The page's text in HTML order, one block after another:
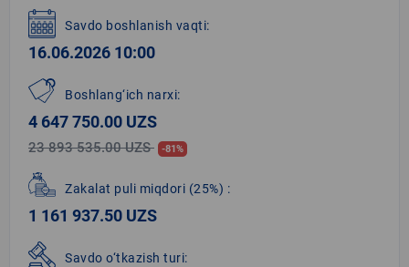
Savdo boshlanish vaqti:
16.06.2026 10:00
Boshlang‘ich narxi:
4 647 750.00 UZS
23 893 535.00 UZS -81%
Zakalat puli miqdori (25%) :
1 161 937.50 UZS
Savdo o‘tkazish turi: